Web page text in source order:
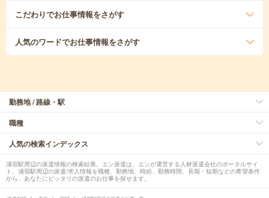
こだわりでお仕事情報をさがす
人気のワードでお仕事情報をさがす
勤務地 / 路線・駅
職種
人気の検索インデックス
浦宿駅周辺の派遣情報の検索結果。エン派遣は、エンが運営する人材派遣会社のポータルサイ
ト。浦宿駅周辺の派遣/求人情報を職種、勤務地、時給、勤務時間、長期・短期などの希望条件
から、あなたにピッタリの派遣のお仕事を探せます。